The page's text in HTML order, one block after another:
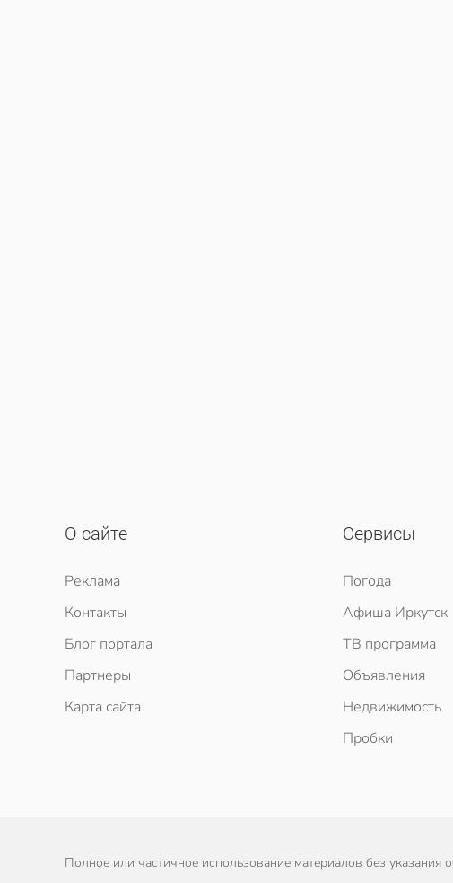
О сайте
Реклама
Контакты
Блог портала
Партнеры
Карта сайта
Сервисы
Погода
Афиша Иркутск
ТВ программа
Объявления
Недвижимость
Пробки
Полное или частичное использование материалов без